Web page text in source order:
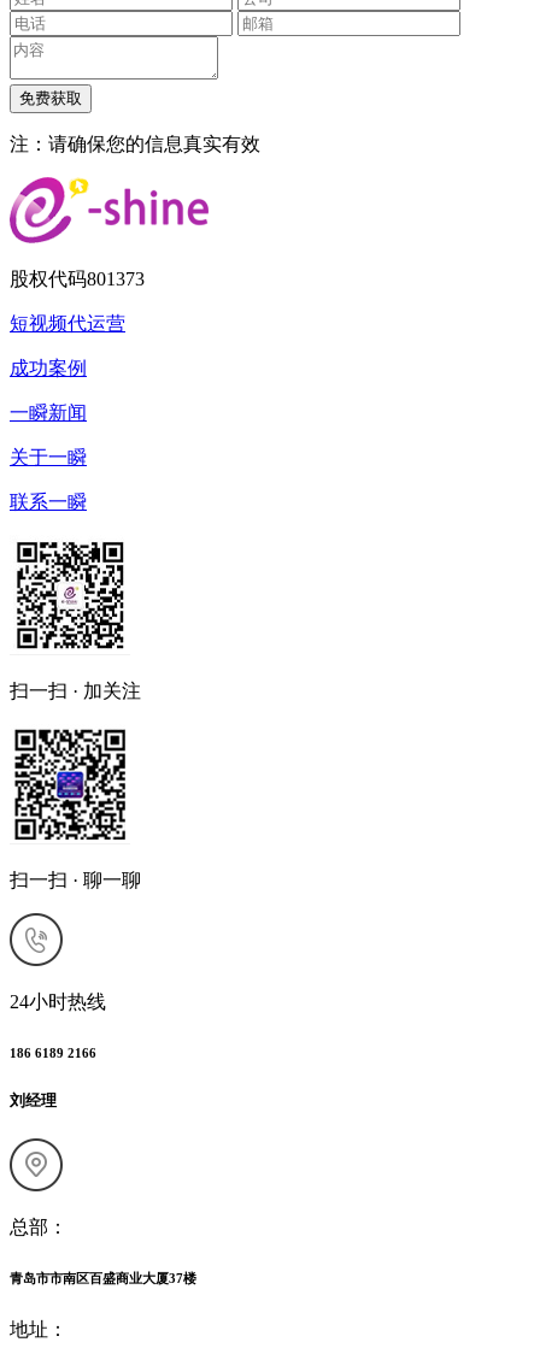
注：请确保您的信息真实有效
股权代码801373
短视频代运营
成功案例
一瞬新闻
关于一瞬
联系一瞬
扫一扫 · 加关注
扫一扫 · 聊一聊
24小时热线
186 6189 2166
刘经理
总部：
青岛市市南区百盛商业大厦37楼
地址：